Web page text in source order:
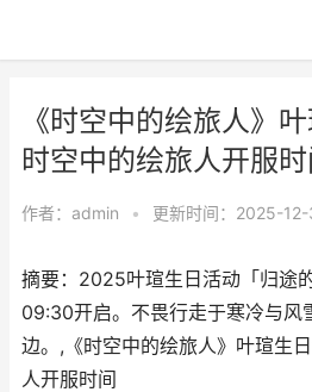
《时空中的绘旅人》
时空中的绘旅人开服时
作者： admin • 更新时间：2025-12-
摘要：2025叶瑄生日活动「归途
09:30开启。不畏行走于寒冷与风
边。,《时空中的绘旅人》叶瑄生
人开服时间